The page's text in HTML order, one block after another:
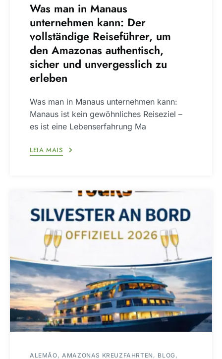
Was man in Manaus
unternehmen kann: Der
vollständige Reiseführer, um
den Amazonas authentisch,
sicher und unvergesslich zu
erleben
Was man in Manaus unternehmen kann:
Manaus ist kein gewöhnliches Reiseziel –
es ist eine Lebenserfahrung Ma
LEIA MAIS
ALEMÃO AMAZONAS KREUZFAHRTEN
BLOG